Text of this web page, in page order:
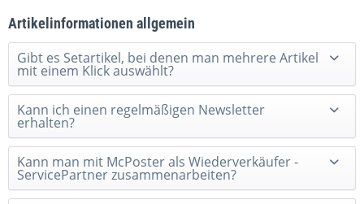
Artikelinformationen allgemein
Gibt es Setartikel, bei denen man mehrere Artikel
mit einem Klick auswählt?
Kann ich einen regelmäßigen Newsletter
erhalten?
Kann man mit McPoster als Wiederverkäufer -
ServicePartner zusammenarbeiten?